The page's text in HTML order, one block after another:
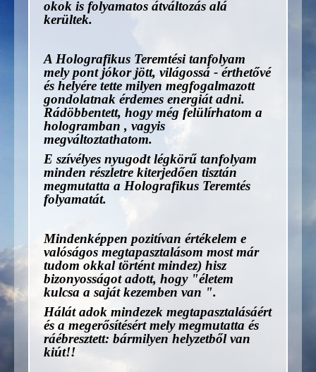
okok is folyamatos átváltozás alá
kerültek.
A Holografikus Teremtési tanfolyam
mely pont jókor jött, világossá - érthetővé
és helyére tette milyen megfogalmazott
gondolatnak érdemes energiát adni.
Rádöbbentett, hogy még felülírhatom a
hologramban , vagyis
megváltoztathatom.
E szívélyes nyugodt légkörű tanfolyam
minden részletre kiterjedően tisztán
megmutatta a Holografikus Teremtés
folyamatát.
Mindenképpen pozitívan értékelem e
valóságos megtapasztalásom most már
tudom okkal történt mindez) hisz
bizonyosságot adott, hogy "életem
kulcsa a saját kezemben van ".
Hálát adok mindezek megtapasztalásáért
és a megerősítésért mely megmutatta és
ráébresztett: bármilyen helyzetből van
kiút!!